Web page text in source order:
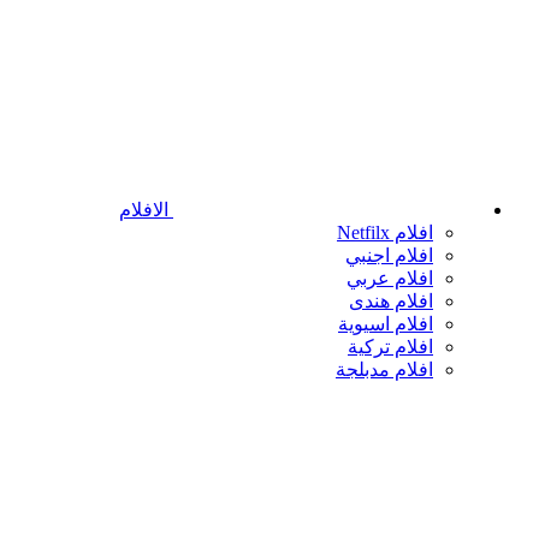
الافلام
افلام Netfilx
افلام اجنبي
افلام عربي
افلام هندى
افلام اسيوية
افلام تركية
افلام مدبلجة